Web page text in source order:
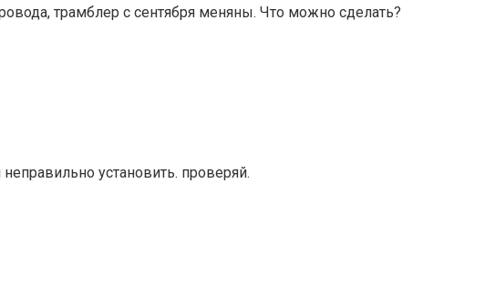
трамблер с сентября меняны. Что можно сделать?
установить. проверяй.